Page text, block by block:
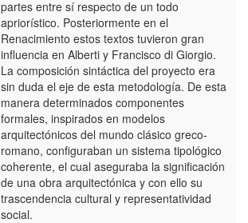
partes entre sí respecto de un todo
apriorístico. Posteriormente en el
Renacimiento estos textos tuvieron gran
influencia en Alberti y Francisco di Giorgio.
La composición sintáctica del proyecto era
sin duda el eje de esta metodología. De esta
manera determinados componentes
formales, inspirados en modelos
arquitectónicos del mundo clásico greco-
romano, configuraban un sistema tipológico
coherente, el cual aseguraba la significación
de una obra arquitectónica y con ello su
trascendencia cultural y representatividad
social.